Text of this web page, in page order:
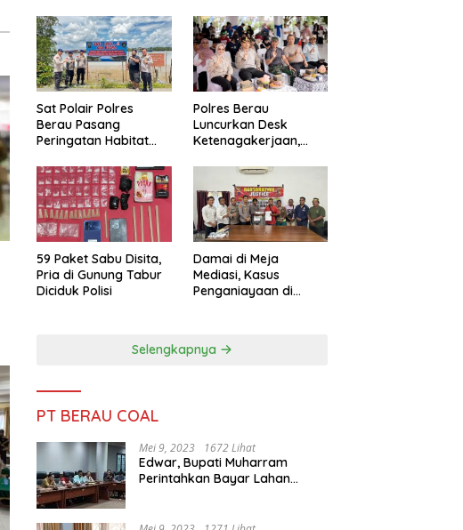
dari Dalam Lapas
Tarakan
Diburu Polisi
Sat Polair Polres
Berau Pasang
Peringatan Habitat
Polres Berau
Luncurkan Desk
Ketenagakerjaan,
Didorong Tuntas
Lewat Mediasi
59 Paket Sabu Disita,
Pria di Gunung Tabur
Diciduk Polisi
Damai di Meja
Mediasi, Kasus
Penganiayaan di
Selengkapnya
PT BERAU COAL
Mei 9, 2023 1672 Lihat
Edwar, Bupati Muharram
Perintahkan Bayar Lahan